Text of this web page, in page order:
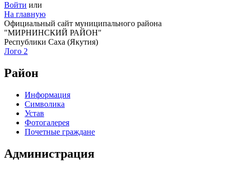
Войти или
На главную
Официальный сайт муниципального района
"МИРНИНСКИЙ РАЙОН"
Республики Саха (Якутия)
Лого 2
Район
Информация
Символика
Устав
Фотогалерея
Почетные граждане
Администрация